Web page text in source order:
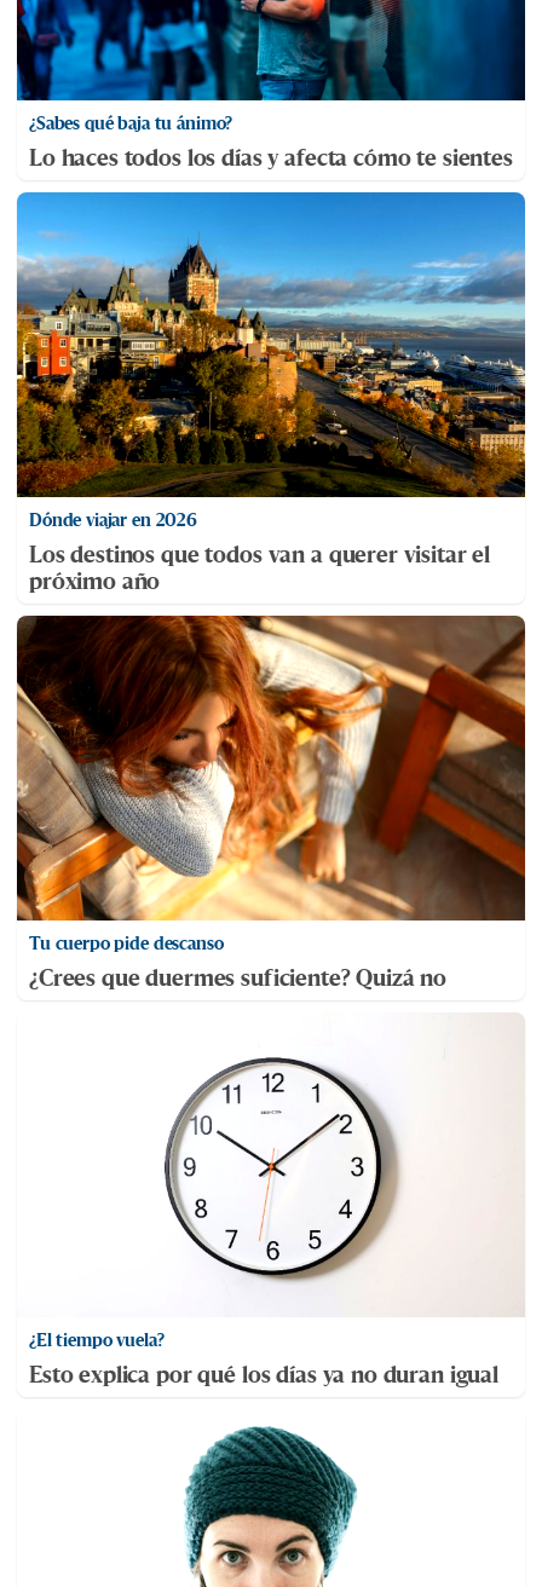
¿Sabes qué baja tu ánimo?
Lo haces todos los días y afecta cómo te sientes
Dónde viajar en 2026
Los destinos que todos van a querer visitar el
próximo año
Tu cuerpo pide descanso
¿Crees que duermes suficiente? Quizá no
¿El tiempo vuela?
Esto explica por qué los días ya no duran igual